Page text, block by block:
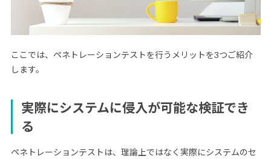
ここでは、ペネトレーションテストを行うメリットを3つご紹介
します。
実際にシステムに侵入が可能な検証でき
る
ペネトレーションテストは、理論上ではなく実際にシステムのセ